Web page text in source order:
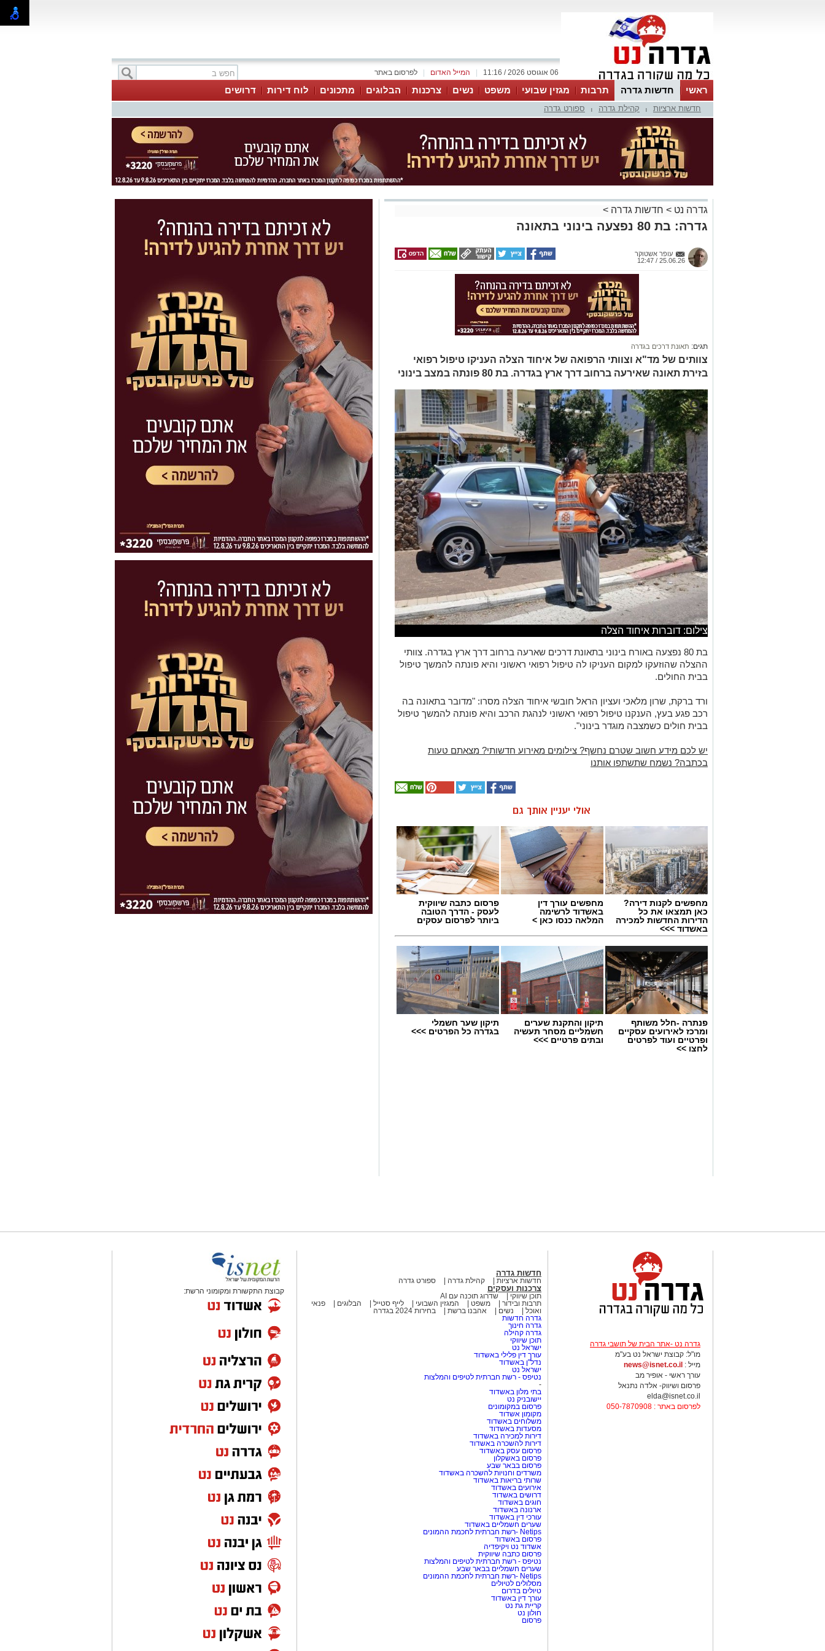
לפרסום באתר המייל האדום 06 אוגוסט 2026 / 11:16
ראשי חדשות גדרה תרבות מגזין שבועי משפט נשים צרכנות הבלוגים מתכונים לוח דירות דרושים
חדשות ארציות קהילת גדרה ספורט גדרה
גדרה נט > חדשות גדרה >
גדרה: בת 80 נפצעה בינוני בתאונה
עופר אשטוקר
25.06.26 / 12:47
תגים: תאונת דרכים בגדרה
צוותים של מד"א וצוותי הרפואה של איחוד הצלה העניקו טיפול רפואי
בזירת תאונה שאירעה ברחוב דרך ארץ בגדרה. בת 80 פונתה במצב בינוני
צילום: דוברות איחוד הצלה
בת 80 נפצעה באורח בינוני בתאונת דרכים שארעה ברחוב דרך ארץ בגדרה. צוותי
ההצלה שהוזעקו למקום העניקו לה טיפול רפואי ראשוני והיא פונתה להמשך טיפול
בבית החולים.
ורד ברקת, שרון מלאכי ועציון הראל חובשי איחוד הצלה מסרו: "מדובר בתאונה בה
רכב פגע בעץ, הענקנו טיפול רפואי ראשוני לנהגת הרכב והיא פונתה להמשך טיפול
בבית חולים כשמצבה מוגדר בינוני".
יש לכם מידע חשוב שטרם נחשף? צילומים מאירוע חדשותי? מצאתם טעות
בכתבה? נשמח שתשתפו אותנו
אולי יעניין אותך גם
מחפשים לקנות דירה?
כאן תמצאו את כל
הדירות החדשות למכירה
באשדוד >>>
מחפשים עורך דין
באשדוד לרשימה
המלאה כנסו כאן >
פרסום כתבה שיווקית
לעסק - הדרך הטובה
ביותר לפרסום עסקים
פנתרה -חלל משותף
ומרכז לאירועים עסקיים
ופרטיים ועוד לפרטים
לחצו >>
תיקון והתקנת שערים
חשמליים מסחר תעשיה
ובתים פרטיים >>>
תיקון שער חשמלי
בגדרה כל הפרטים >>>
גדרה נט -אתר הבית של תושבי גדרה
מו"ל: קבוצת ישראל נט בע"מ
מייל : news@isnet.co.il
עורך ראשי - אופיר מב
פרסום ושיווק- אלדה נתנאל
elda@isnet.co.il
לפרסום באתר : 050-7870908
חדשות גדרה
חדשות ארציות קהילת גדרה ספורט גדרה
צרכנות ועסקים
תוכן שיווקי
שדרוג תוכנה עם AI
תרבות ובידור
משפט המגזין השבועי לייף סטייל הבלוגים
פנאי
ואוכל
נשים אהבנו ברשת
בחירות 2024 בגדרה
גדרה חדשות
גדרה חינוך
גדרה קהילה
תוכן שיווקי
ישראל נט
עורך דין פלילי באשדוד
נדל"ן באשדוד
ישראל נט
נטיפס - רשת חברתית לטיפים והמלצות
-
בתי מלון באשדוד
יישובניק נט
פרסום במקומונים
מקומון אשדוד
משלוחים באשדוד
מסעדות באשדוד
דירות למכירה באשדוד
דירות להשכרה באשדוד
פרסום עסק באשדוד
פרסום באשקלון
פרסום בבאר שבע
משרדים וחנויות להשכרה באשדוד
שרותי בריאות באשדוד
אירועים באשדוד
דרושים באשדוד
חוגים באשדוד
ארנונה באשדוד
עורכי דין באשדוד
שערים חשמליים באשדוד
Netips -רשת חברתית לחכמת ההמונים
פרסום באשדוד
אשדוד נט ויקיפדיה
פרסום כתבה שיווקית
נטיפס - רשת חברתית לטיפים והמלצות
שערים חשמליים בבאר שבע
Netips -רשת חברתית לחכמת ההמונים
מסלולים לטיולים
טיולים בדרום
עורך דין באשדוד
קריית גת נט
חולון נט
פרסום
קבוצת התקשורת ומקומוני הרשת: